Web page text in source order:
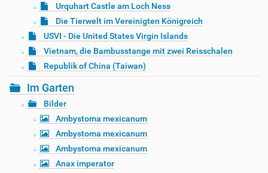
Urquhart Castle am Loch Ness
Die Tierwelt im Vereinigten Königreich
USVI - Die United States Virgin Islands
Vietnam, die Bambusstange mit zwei Reisschalen
Republik of China (Taiwan)
Im Garten
Bilder
Ambystoma mexicanum
Ambystoma mexicanum
Ambystoma mexicanum
Anax imperator